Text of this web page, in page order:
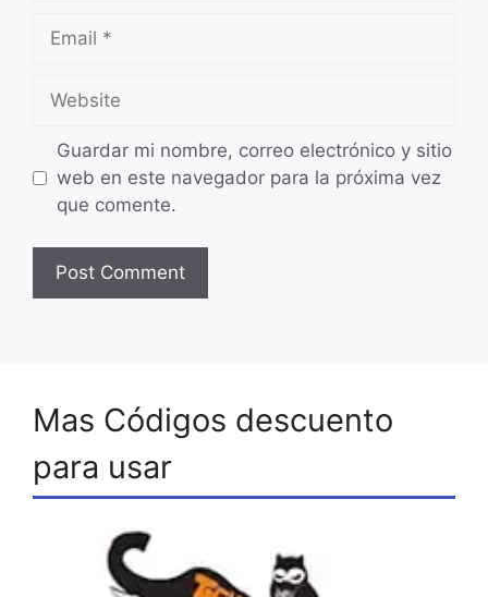
Email
Website
Guardar mi nombre, correo electrónico y sitio
web en este navegador para la próxima vez
que comente.
Mas Códigos descuento
para usar